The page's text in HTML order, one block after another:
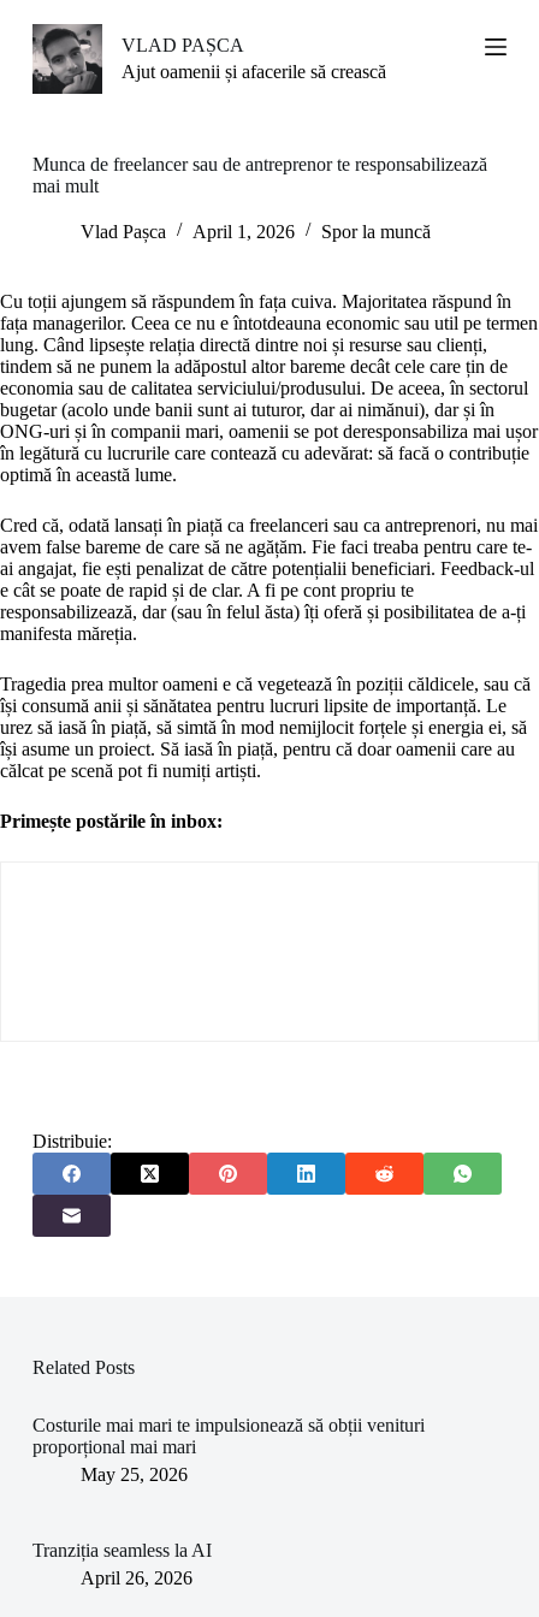
S
k
o
n
VLAD PAȘCA
Ajut oamenii și afacerile să crească
Munca de freelancer sau de antreprenor te responsabilizează
mai mult
Vlad Pașca April 1, 2026 Spor la muncă
Cu toții ajungem să răspundem în fața cuiva. Majoritatea răspund în
fața managerilor. Ceea ce nu e întotdeauna economic sau util pe termen
lung. Când lipsește relația directă dintre noi și resurse sau clienți,
tindem să ne punem la adăpostul altor bareme decât cele care țin de
economia sau de calitatea serviciului/produsului. De aceea, în sectorul
bugetar (acolo unde banii sunt ai tuturor, dar ai nimănui), dar și în
ONG-uri și în companii mari, oamenii se pot deresponsabiliza mai ușor
în legătură cu lucrurile care contează cu adevărat: să facă o contribuție
optimă în această lume.
Cred că, odată lansați în piață ca freelanceri sau ca antreprenori, nu mai
avem false bareme de care să ne agățăm. Fie faci treaba pentru care te-
ai angajat, fie ești penalizat de către potențialii beneficiari. Feedback-ul
e cât se poate de rapid și de clar. A fi pe cont propriu te
responsabilizează, dar (sau în felul ăsta) îți oferă și posibilitatea de a-ți
manifesta măreția.
Tragedia prea multor oameni e că vegetează în poziții căldicele, sau că
își consumă anii și sănătatea pentru lucruri lipsite de importanță. Le
urez să iasă în piață, să simtă în mod nemijlocit forțele și energia ei, să
își asume un proiect. Să iasă în piață, pentru că doar oamenii care au
călcat pe scenă pot fi numiți artiști.
Primește postările în inbox:
Distribuie:
Related Posts
Costurile mai mari te impulsionează să obții venituri
proporțional mai mari
May 25, 2026
Tranziția seamless la AI
April 26, 2026